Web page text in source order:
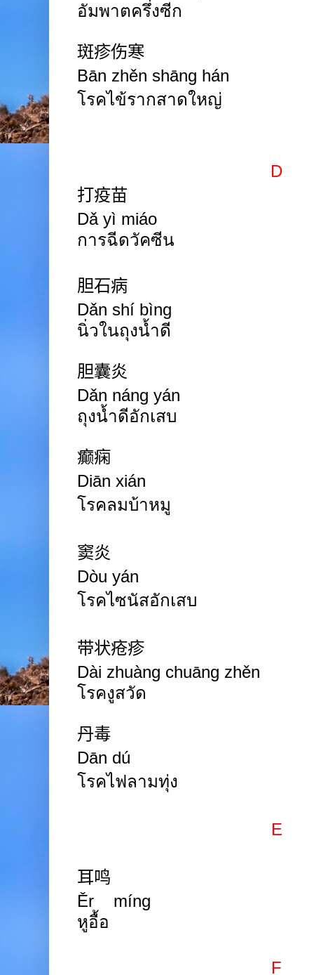
อัมพาตครึ่งซีก
斑疹伤寒
Bān zhěn shāng hán
โรคไข้รากสาดใหญ่
D
打疫苗
Dǎ yì miáo
การฉีดวัคซีน
胆石病
Dǎn shí bìng
นิ่วในถุงน้ำดี
胆囊炎
Dǎn náng yán
ถุงน้ำดีอักเสบ
癫痫
Diān xián
โรคลมบ้าหมู
窦炎
Dòu yán
โรคไซนัสอักเสบ
带状疮疹
Dài zhuàng chuāng zhěn
โรคงูสวัด
丹毒
Dān dú
โรคไฟลามทุ่ง
E
耳鸣
Ěr míng
หูอื้อ
F